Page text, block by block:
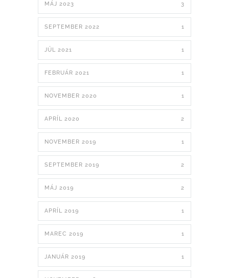
MÁJ 2023 3
SEPTEMBER 2022 1
JÚL 2021 1
FEBRUÁR 2021 1
NOVEMBER 2020 1
APRÍL 2020 2
NOVEMBER 2019 1
SEPTEMBER 2019 2
MÁJ 2019 2
APRÍL 2019 1
MAREC 2019 1
JANUÁR 2019 1